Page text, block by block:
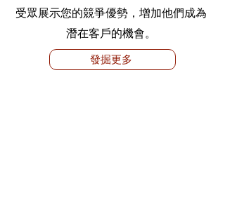
受眾展示您的競爭優勢，增加他們成為
潛在客戶的機會。
發掘更多